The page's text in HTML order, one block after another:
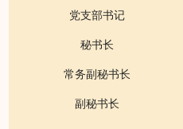
党支部书记
秘书长
常务副秘书长
副秘书长